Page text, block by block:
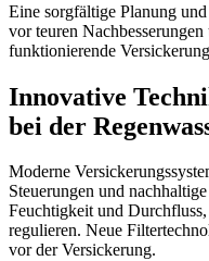
Eine sorgfältige Planung
vor teuren
funktionierende
Innovative
bei der
Moderne
Steuerungen und
Feuchtigkeit und
regulieren. Neue
vor der Versickerung.